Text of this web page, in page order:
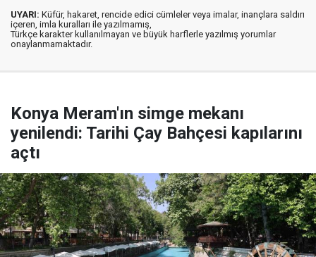
UYARI: Küfür, hakaret, rencide edici cümleler veya imalar, inançlara saldırı
içeren, imla kuralları ile yazılmamış,
Türkçe karakter kullanılmayan ve büyük harflerle yazılmış yorumlar
onaylanmamaktadır.
Konya Meram'ın simge mekanı
yenilendi: Tarihi Çay Bahçesi kapılarını
açtı